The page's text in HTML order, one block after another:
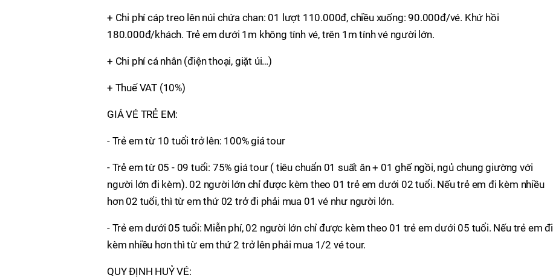
+ Chi phí cáp treo lên núi chứa chan: 01 lượt 110.000đ, chiều xuống: 90.000đ/vé. Khứ hồi
180.000đ/khách. Trẻ em dưới 1m không tính vé, trên 1m tính vé người lớn.
+ Chi phí cá nhân (điện thoại, giặt ủi…)
+ Thuế VAT (10%)
GIÁ VÉ TRẺ EM:
- Trẻ em từ 10 tuổi trở lên: 100% giá tour
- Trẻ em từ 05 - 09 tuổi: 75% giá tour ( tiêu chuẩn 01 suất ăn + 01 ghế ngồi, ngủ chung giường với
người lớn đi kèm). 02 người lớn chỉ được kèm theo 01 trẻ em dưới 02 tuổi. Nếu trẻ em đi kèm nhiều
hơn 02 tuổi, thì từ em thứ 02 trở đi phải mua 01 vé như người lớn.
- Trẻ em dưới 05 tuổi: Miễn phí, 02 người lớn chỉ được kèm theo 01 trẻ em dưới 05 tuổi. Nếu trẻ em đi
kèm nhiều hơn thì từ em thứ 2 trở lên phải mua 1/2 vé tour.
QUY ĐỊNH HUỶ VÉ: